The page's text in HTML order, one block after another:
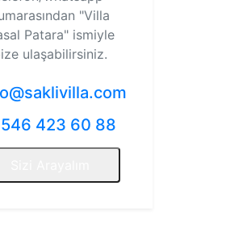
"Villa
Patara" ismiyle
ulaşabilirsiniz.
423 60 88